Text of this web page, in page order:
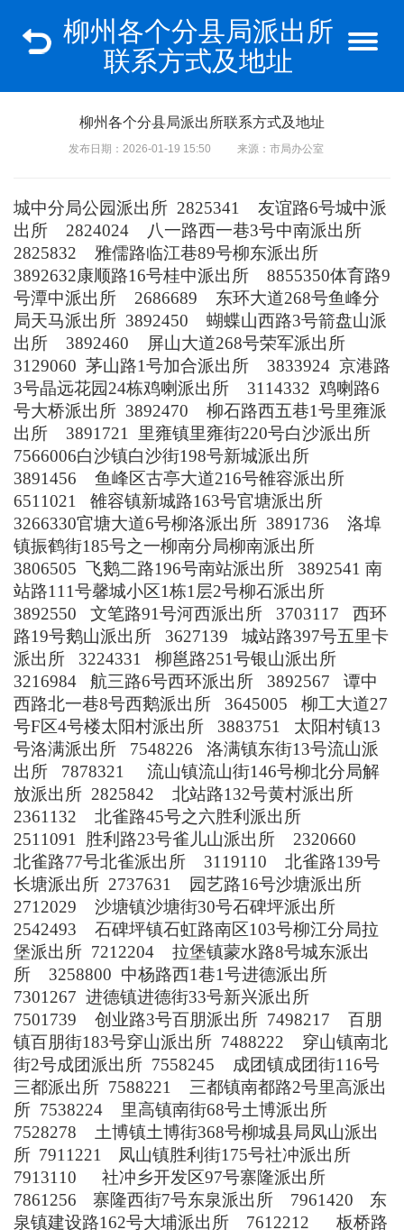
柳州各个分县局派出所
联系方式及地址
柳州各个分县局派出所联系方式及地址
发布日期：2026-01-19 15:50 来源：市局办公室
城中分局公园派出所2825341 友谊路6号城中派
出所2824024 八一路西一巷3号中南派出所
2825832 雅儒路临江巷89号柳东派出所
3892632康顺路16号桂中派出所8855350体育路9
号潭中派出所2686689 东环大道268号鱼峰分
局天马派出所3892450 蝴蝶山西路3号箭盘山派
出所3892460 屏山大道268号荣军派出所
3129060 茅山路1号加合派出所3833924 京港路
3号晶远花园24栋鸡喇派出所3114332 鸡喇路6
号大桥派出所3892470 柳石路西五巷1号里雍派
出所3891721 里雍镇里雍街220号白沙派出所
7566006白沙镇白沙街198号新城派出所
3891456 鱼峰区古亭大道216号雒容派出所
6511021 雒容镇新城路163号官塘派出所
3266330官塘大道6号柳洛派出所3891736 洛埠
镇振鹤街185号之一柳南分局柳南派出所
3806505 飞鹅二路196号南站派出所3892541 南
站路111号馨城小区1栋1 层2号柳石派出所
3892550 文笔路91号河西派出所3703117 西环
路19号鹅山派出所3627139 城站路397号五里卡
派出所3224331 柳邕路251号银山派出所
3216984 航三路6号西环派出所3892567 谭中
西路北一巷8号西鹅派出所3645005 柳工大道27
号F 区4号楼太阳村派出所3883751 太阳村镇13
号洛满派出所7548226 洛满镇东街13号流山派
出所7878321 流山镇流山街146号柳北分局解
放派出所2825842 北站路132号黄村派出所
2361132 北雀路45号之六胜利派出所
2511091 胜利路23号雀儿山派出所2320660
北雀路77号北雀派出所3119110 北雀路139号
长塘派出所2737631 园艺路16号沙塘派出所
2712029 沙塘镇沙塘街30号石碑坪派出所
2542493 石碑坪镇石虹路南区103号柳江分局拉
堡派出所7212204 拉堡镇蒙水路8号城东派出
所3258800 中杨路西1巷1号进德派出所
7301267 进德镇进德街33号新兴派出所
7501739 创业路3号百朋派出所7498217 百朋
镇百朋街183号穿山派出所7488222 穿山镇南北
街2号成团派出所7558245 成团镇成团街116号
三都派出所7588221 三都镇南都路2号里高派出
所7538224 里高镇南街68号土博派出所
7528278 土博镇土博街368号柳城县局凤山派出
所 7911221 凤山镇胜利街175号社冲派出所
7913110
社冲乡开发区97号寨隆派出所
7861256
寨隆西街7号东泉派出所 7961420
东
泉镇建设路162号大埔派出所 7612212
板桥路